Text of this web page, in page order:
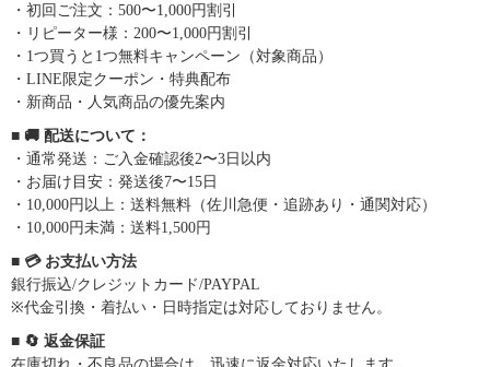
・初回ご注文：500〜1,000円割引
・リピーター様：200〜1,000円割引
・1つ買うと1つ無料キャンペーン（対象商品）
・LINE限定クーポン・特典配布
・新商品・人気商品の優先案内
■ 🚚 配送について：
・通常発送：ご入金確認後2〜3日以内
・お届け目安：発送後7〜15日
・10,000円以上：送料無料（佐川急便・追跡あり・通関対応）
・10,000円未満：送料1,500円
■ 💳 お支払い方法
銀行振込/クレジットカード/PAYPAL
※代金引換・着払い・日時指定は対応しておりません。
■ 🔄 返金保証